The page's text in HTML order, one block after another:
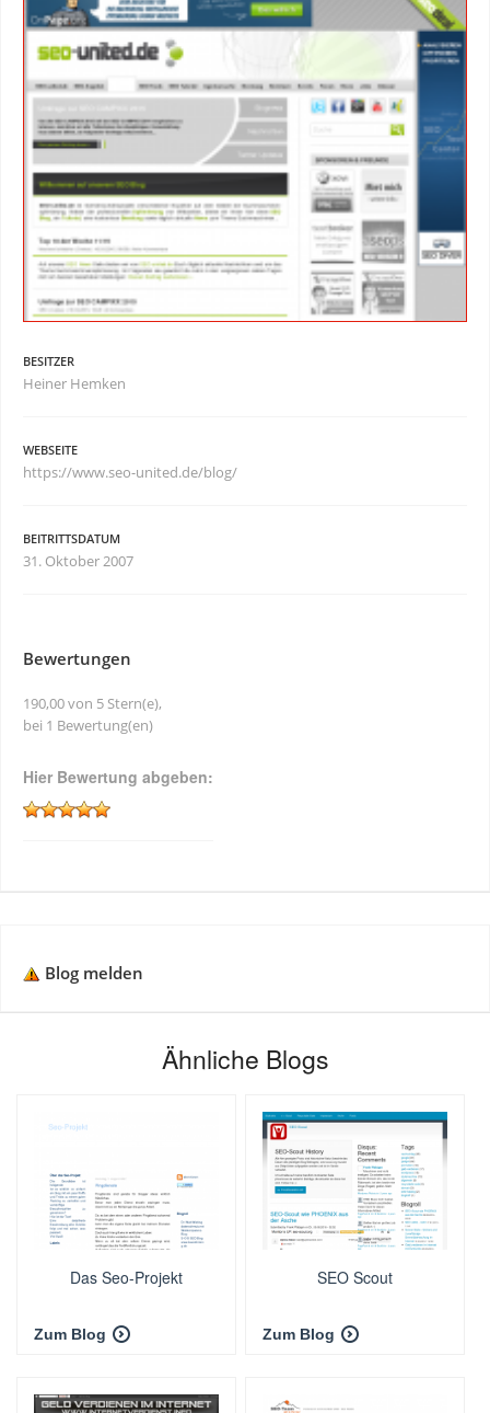
BESITZER
Heiner Hemken
WEBSEITE
https://www.seo-united.de/blog/
BEITRITTSDATUM
31. Oktober 2007
Bewertungen
190,00 von 5 Stern(e),
bei 1 Bewertung(en)
Hier Bewertung abgeben:
Blog melden
Ähnliche Blogs
Das Seo-Projekt
Zum Blog
SEO Scout
Zum Blog